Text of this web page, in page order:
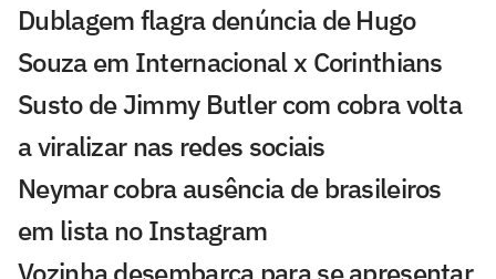
Dublagem flagra denúncia de Hugo
Souza em Internacional x Corinthians
Susto de Jimmy Butler com cobra volta
a viralizar nas redes sociais
Neymar cobra ausência de brasileiros
em lista no Instagram